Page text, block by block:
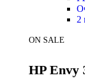
2
ON SALE
HP Envy